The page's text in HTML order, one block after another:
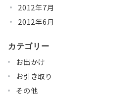
2012年7月
2012年6月
カテゴリー
お出かけ
お引き取り
その他